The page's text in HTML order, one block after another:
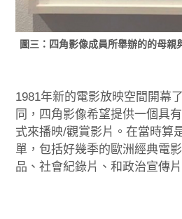
圖三：四角影像成員所舉辦的的母親
1981年新的電影放映空間開幕
同，四角影像希望提供一個具
式來播映/觀賞影片。在當時算
單，包括好幾季的歐洲經典電
品、社會紀錄片、和政治宣傳片